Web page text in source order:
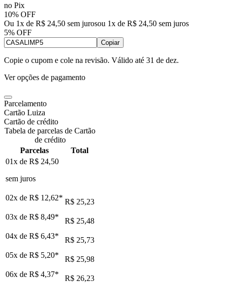
no Pix
10% OFF
Ou 1x de R$ 24,50 sem jurosou 1x de R$ 24,50 sem juros
5% OFF
Copiar
Copie o cupom e cole na revisão. Válido até 31 de dez.
Ver opções de pagamento
Parcelamento
Cartão Luiza
Cartão de crédito
Tabela de parcelas de Cartão
de crédito
Parcelas
Total
01x de R$ 24,50
sem juros
02x de R$ 12,62* R$ 25,23
03x de R$ 8,49*
R$ 25,48
04x de R$ 6,43*
R$ 25,73
05x de R$ 5,20*
R$ 25,98
06x de R$ 4,37*
R$ 26,23